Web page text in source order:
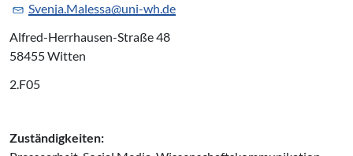
Svenja.Malessa@uni-wh.de
Alfred-Herrhausen-Straße 48
58455 Witten
2.F05
Zuständigkeiten: